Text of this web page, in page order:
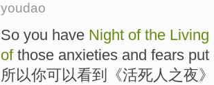
youdao
So you have Night of the Living
of those anxieties and fears put
所以你可以看到《活死人 之夜》